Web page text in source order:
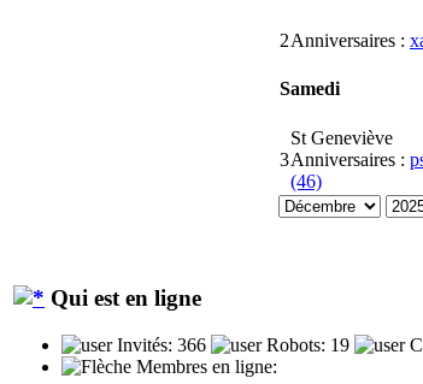
2Anniversaires :
Samedi
3
St Geneviève
Anniversaires :
(46)
Qui est en ligne
Invités: 366 Robots: 19
Membres en ligne: